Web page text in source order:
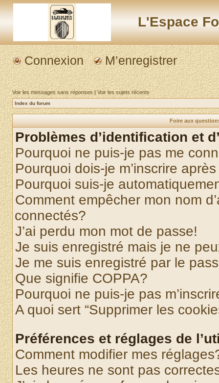
L'Espace
Connexion M’enregistrer
Voir les messages sans réponses|Voir les sujets récents
Index du forum
Foire aux
Problèmes d’identification et
Pourquoi ne puis-je pas me
Pourquoi dois-je m’inscrire
Pourquoi suis-je
Comment empêcher mon nom
connectés?
J’ai perdu mon mot de passe!
Je suis enregistré mais je ne
Je me suis enregistré par le
Que signifie COPPA?
Pourquoi ne puis-je pas
A quoi sert “Supprimer les
Préférences et réglages de
Comment modifier mes
Les heures ne sont pas